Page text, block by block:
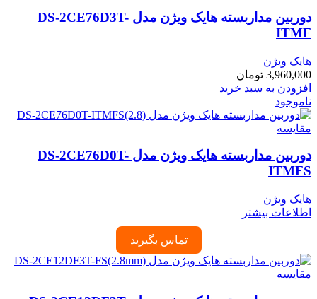
دوربین مداربسته هایک ویژن مدل DS-2CE76D3T-
ITMF
هایک ویژن
3,960,000 تومان
افزودن به سبد خرید
ناموجود
مقایسه
دوربین مداربسته هایک ویژن مدل DS-2CE76D0T-
ITMFS
هایک ویژن
اطلاعات بیشتر
تماس بگیرید
مقایسه